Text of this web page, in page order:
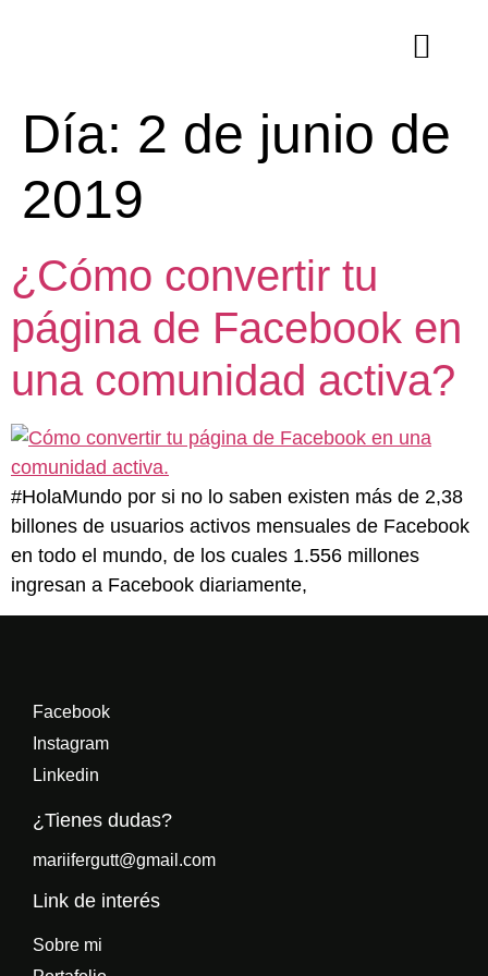
Día: 2 de junio de
2019
¿Cómo convertir tu
página de Facebook en
una comunidad activa?
#HolaMundo por si no lo saben existen más de 2,38
billones de usuarios activos mensuales de Facebook
en todo el mundo, de los cuales 1.556 millones
ingresan a Facebook diariamente,
Facebook
Instagram
Linkedin
¿Tienes dudas?
mariifergutt@gmail.com
Link de interés
Sobre mi